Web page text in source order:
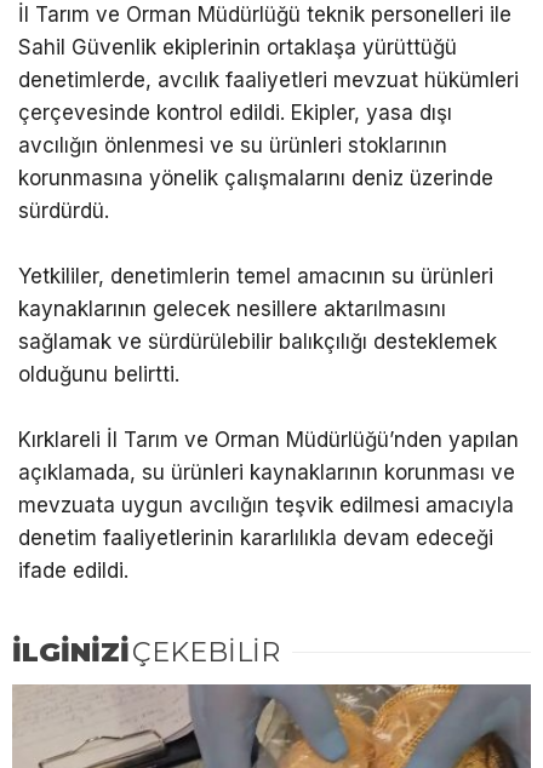
İl Tarım ve Orman Müdürlüğü teknik personelleri ile
Sahil Güvenlik ekiplerinin ortaklaşa yürüttüğü
denetimlerde, avcılık faaliyetleri mevzuat hükümleri
çerçevesinde kontrol edildi. Ekipler, yasa dışı
avcılığın önlenmesi ve su ürünleri stoklarının
korunmasına yönelik çalışmalarını deniz üzerinde
sürdürdü.
Yetkililer, denetimlerin temel amacının su ürünleri
kaynaklarının gelecek nesillere aktarılmasını
sağlamak ve sürdürülebilir balıkçılığı desteklemek
olduğunu belirtti.
Kırklareli İl Tarım ve Orman Müdürlüğü’nden yapılan
açıklamada, su ürünleri kaynaklarının korunması ve
mevzuata uygun avcılığın teşvik edilmesi amacıyla
denetim faaliyetlerinin kararlılıkla devam edeceği
ifade edildi.
İLGİNİZİÇEKEBİLİR